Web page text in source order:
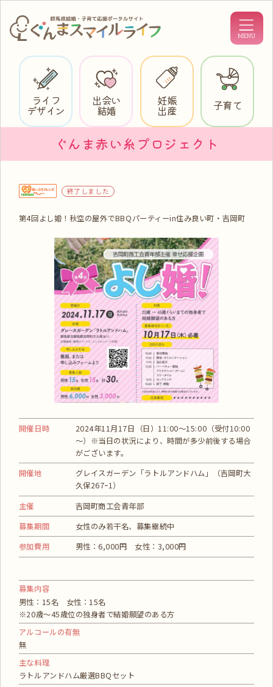
ライフ
デザイン
出会い
結婚
妊娠
出産 子育て
ぐんま赤い糸プロジェクト
終了しました
第4回よし婚！秋空の屋外でBBQパーティーin住み良い町・吉岡町
開催日時
2024年11月17日（日）11:00～15:00（受付10:00
～）※当日の状況により、時間が多少前後する場合
がございます。
開催地
グレイスガーデン「ラトルアンドハム」（吉岡町大
久保267ｰ1）
主催
吉岡町商工会青年部
募集期間
女性のみ若干名、募集継続中
参加費用
男性：6,000円 女性：3,000円
募集内容
男性：15名 女性：15名
※20歳～45歳位の独身者で結婚願望のある方
アルコールの有無
無
主な料理
ラトルアンドハム厳選BBQセット